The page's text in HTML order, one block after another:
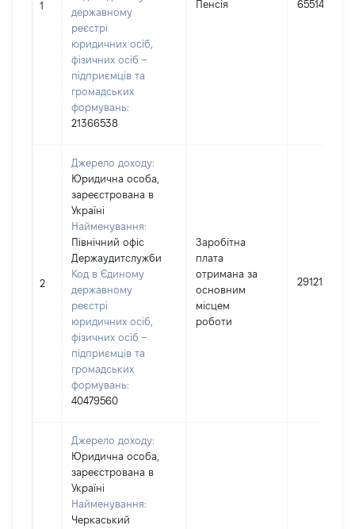
1
державному
реєстрі
юридичних осіб,
фізичних осіб –
підприємців та
громадських
формувань:
21366538
Пенсія 65514
2
Джерело доходу:
Юридична особа,
зареєстрована в
Україні
Найменування:
Північний офіс
Держаудитслужби
Код в Єдиному
державному
реєстрі
юридичних осіб,
фізичних осіб –
підприємців та
громадських
формувань:
40479560
Заробітна
плата
отримана за
основним
місцем
роботи
291213
Джерело доходу:
Юридична особа,
зареєстрована в
Україні
Найменування:
Черкаський